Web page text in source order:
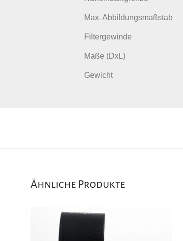
Max. Abbildungsmaßstab
Filtergewinde
Maße (DxL)
Gewicht
Ähnliche Produkte